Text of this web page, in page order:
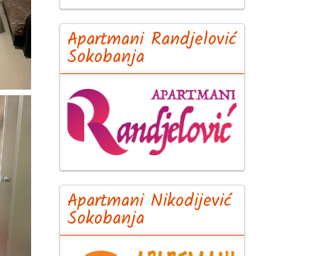
Apartmani Randjelović
Sokobanja
Apartmani Nikodijević
Sokobanja